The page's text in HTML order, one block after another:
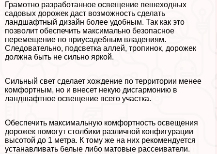
Грамотно разработанное освещение пешеходных
садовых дорожек даст возможность сделать
ландшафтный дизайн более удобным. Так как это
позволит обеспечить максимально безопасное
перемещение по приусадебным владениям.
Следовательно, подсветка аллей, тропинок, дорожек
должна быть не сильно яркой.
Сильный свет сделает хождение по территории менее
комфортным, но и внесет некую дисгармонию в
ландшафтное освещение всего участка.
Обеспечить максимальную комфортность освещения
дорожек помогут столбики различной конфигурации
высотой до 1 метра. К тому же на них рекомендуется
устанавливать белые либо матовые рассеиватели.